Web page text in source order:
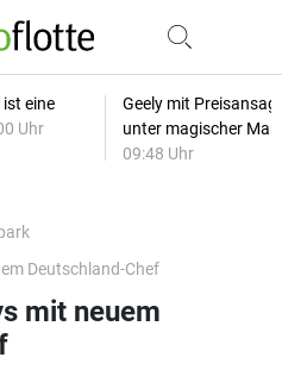
ist eine
Uhr
Geely mit
unter magischer
09:48 Uhr
Deutschland-Chef
mit neuem